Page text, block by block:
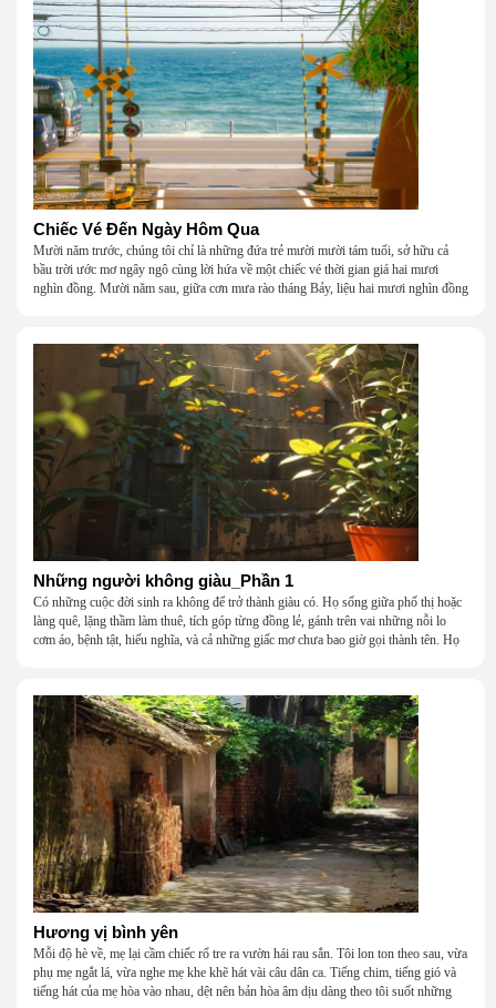
Chiếc Vé Đến Ngày Hôm Qua
Mười năm trước, chúng tôi chỉ là những đứa trẻ mười mười tám tuổi, sở hữu cả
bầu trời ước mơ ngây ngô cùng lời hứa về một chiếc vé thời gian giá hai mươi
nghìn đồng. Mười năm sau, giữa cơn mưa rào tháng Bảy, liệu hai mươi nghìn đồng
Những người không giàu_Phần 1
Có những cuộc đời sinh ra không để trở thành giàu có. Họ sống giữa phố thị hoặc
làng quê, lặng thầm làm thuê, tích góp từng đồng lẻ, gánh trên vai những nỗi lo
cơm áo, bệnh tật, hiếu nghĩa, và cả những giấc mơ chưa bao giờ gọi thành tên. Họ
một mái nhà bằng lòng thương, bằng sự nhẫn nại và một niềm tin cũ kỹ rằng: dẫu
nghèo đến đâu, cũng còn có nhau để quay về.
Hương vị bình yên
Mỗi độ hè về, mẹ lại cầm chiếc rổ tre ra vườn hái rau sắn. Tôi lon ton theo sau, vừa
phụ mẹ ngắt lá, vừa nghe mẹ khe khẽ hát vài câu dân ca. Tiếng chim, tiếng gió và
tiếng hát của mẹ hòa vào nhau, dệt nên bản hòa âm dịu dàng theo tôi suốt những